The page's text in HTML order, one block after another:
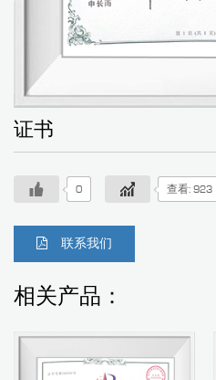
证书
0 查看: 923
联系我们
相关产品：